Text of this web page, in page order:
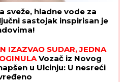
sveže, hladne vode za
sastojak inspirisan je
IZAZVAO SUDAR, JEDNA
Vozač iz Novog
u Ulcinju: U nesreći